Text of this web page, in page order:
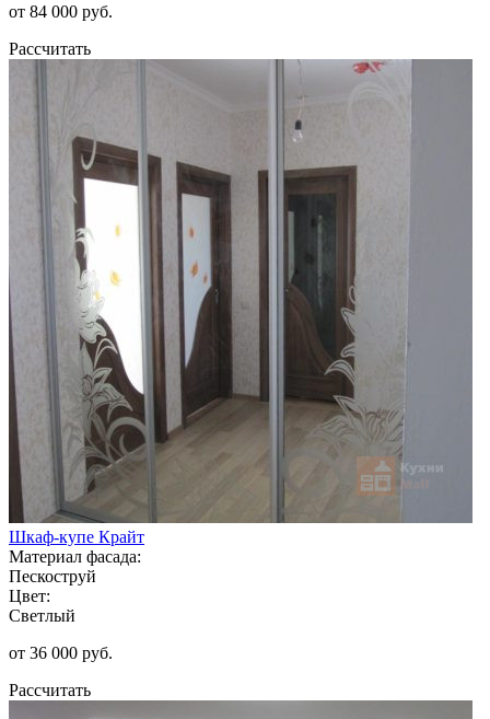
от 84 000 руб.
Рассчитать
Шкаф-купе Крайт
Материал фасада:
Пескоструй
Цвет:
Светлый
от 36 000 руб.
Рассчитать